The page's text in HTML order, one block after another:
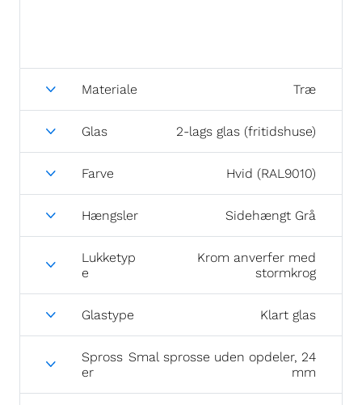
Materiale Træ
Glas 2-lags glas (fritidshuse)
Farve Hvid (RAL9010)
Hængsler Sidehængt Grå
Lukketyp
e
Krom anverfer med
stormkrog
Glastype Klart glas
Spross
er
Smal sprosse uden opdeler, 24
mm